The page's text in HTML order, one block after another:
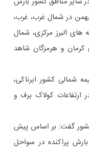
خواهد داشت گفت: روز شنبه ۲۰ بهمن در شمال غرب، غرب،
های البرز مرکزی، شمال
و هرمزگان شاهد
۲۱ بهمن در نیمه شمالی کشور ابرناکی،
کولاک برف و
گفت: بر اساس پیش
روز دوشنبه ۲۲ بهمن بارش پراکنده در سواحل